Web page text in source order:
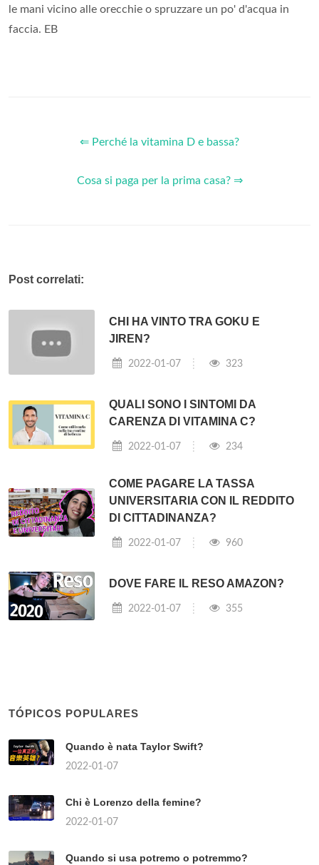
le mani vicino alle orecchie o spruzzare un po' d'acqua in
faccia. EB
⇐ Perché la vitamina D e bassa?
Cosa si paga per la prima casa? ⇒
Post correlati:
CHI HA VINTO TRA GOKU E
JIREN?
2022-01-07 323
QUALI SONO I SINTOMI DA
CARENZA DI VITAMINA C?
2022-01-07 234
COME PAGARE LA TASSA
UNIVERSITARIA CON IL REDDITO
DI CITTADINANZA?
2022-01-07 960
DOVE FARE IL RESO AMAZON?
2022-01-07 355
TÓPICOS POPULARES
Quando è nata Taylor Swift?
2022-01-07
Chi è Lorenzo della femine?
2022-01-07
Quando si usa potremo o potremmo?